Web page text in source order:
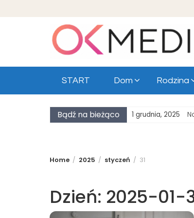
START Dom Rodzina
Bądź na bieżąco 1 grudnia, 2025
Home 2025 styczeń 31
Dzień: 2025-01-